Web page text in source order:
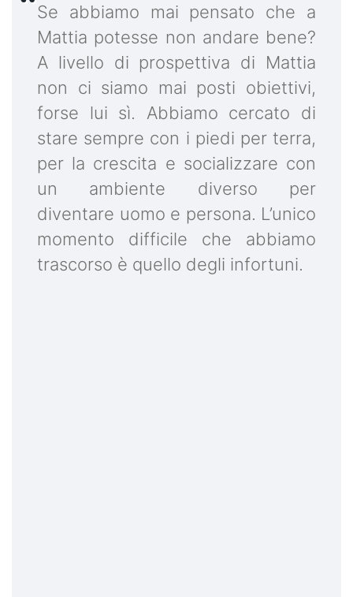
Se abbiamo mai pensato che a
Mattia potesse non andare bene?
A livello di prospettiva di Mattia
non ci siamo mai posti obiettivi,
forse lui sì. Abbiamo cercato di
stare sempre con i piedi per terra,
per la crescita e socializzare con
un ambiente diverso per
diventare uomo e persona. L’unico
momento difficile che abbiamo
trascorso è quello degli infortuni.